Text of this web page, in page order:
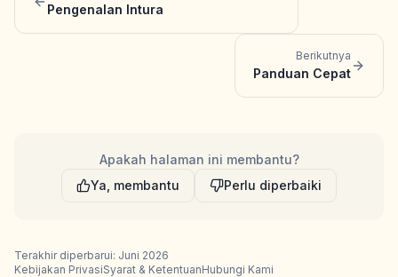
Pengenalan Intura
Berikutnya
Panduan Cepat
Apakah halaman ini membantu?
Ya, membantu
Perlu diperbaiki
Terakhir diperbarui: Juni 2026
Kebijakan PrivasiSyarat & KetentuanHubungi Kami